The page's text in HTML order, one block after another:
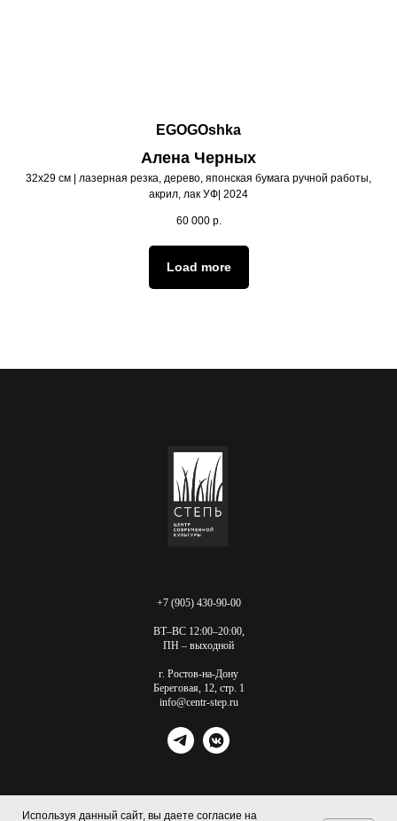
EGOGOshka
Алена Черных
32х29 см | лазерная резка, дерево, японская бумага ручной работы,
акрил, лак УФ| 2024
60 000 р.
Load more
+7 (905) 430-90-00
ВТ–ВС 12:00–20:00,
ПН – выходной
г. Ростов-на-Дону
Береговая, 12, стр. 1
info@centr-step.ru
Используя данный сайт, вы даете согласие на